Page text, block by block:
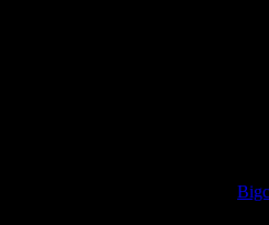
als auch rechtliche und
Fachleute und Enthusiasten
hohe Anforderungen an die
unter anderem auf der Website